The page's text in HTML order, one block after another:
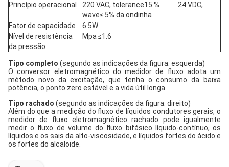
Princípio operacional
220 VAC, tolerance15 % 24 VDC,
wave≤ 5% da ondinha
Fator de capacidade
6.5W
Nível de resistência
da pressão
Mpa ≤1.6
Tipo completo (segundo as indicações da figura: esquerda)
O conversor eletromagnético do medidor de fluxo adota um
método novo da excitação, que tenha o consumo da baixa
potência, o ponto zero estável e a vida útil longa.
Tipo rachado (segundo as indicações da figura: direito)
Além do que a medição do fluxo de líquidos condutores gerais, o
medidor de fluxo eletromagnético rachado pode igualmente
medir o fluxo de volume do fluxo bifásico líquido-contínuo, os
líquidos e os sais da alto-viscosidade, e líquidos fortes do ácido e
os fortes do alcaloide.